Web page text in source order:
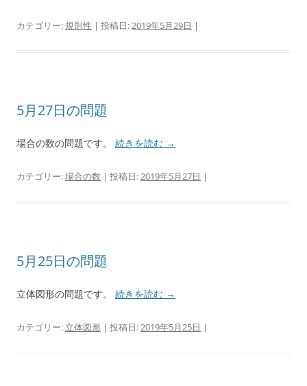
カテゴリー: 規則性 | 投稿日:2019年5月29日 |
5月27日の問題
場合の数の問題です。 続きを読む →
カテゴリー:場合の数 | 投稿日:2019年5月27日 |
5月25日の問題
立体図形の問題です。 続きを読む →
カテゴリー: 立体図形 | 投稿日:2019年5月25日 |